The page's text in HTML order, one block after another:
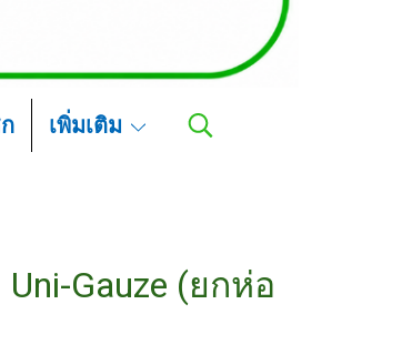
เพิ่มเติม
Gauze (ยกห่อ